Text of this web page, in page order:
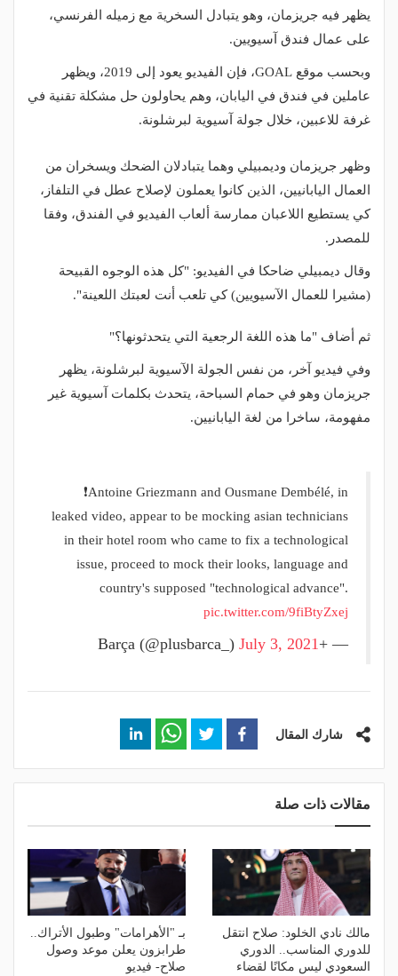
يظهر فيه جريزمان، وهو يتبادل السخرية مع زميله الفرنسي،
على عمال فندق آسيويين.
وبحسب موقع GOAL، فإن الفيديو يعود إلى 2019، ويظهر
عاملين في فندق في اليابان، وهم يحاولون حل مشكلة تقنية في
غرفة للاعبين، خلال جولة آسيوية لبرشلونة.
وظهر جريزمان وديمبيلي وهما يتبادلان الضحك ويسخران من
العمال اليابانيين، الذين كانوا يعملون لإصلاح عطل في التلفاز،
كي يستطيع اللاعبان ممارسة ألعاب الفيديو في الفندق، وفقا
للمصدر.
وقال ديمبيلي ضاحكا في الفيديو: "كل هذه الوجوه القبيحة
(مشيرا للعمال الآسيويين) كي تلعب أنت لعبتك اللعينة".
ثم أضاف "ما هذه اللغة الرجعية التي يتحدثونها؟"
وفي فيديو آخر، من نفس الجولة الآسيوية لبرشلونة، يظهر
جريزمان وهو في حمام السباحة، يتحدث بكلمات آسيوية غير
مفهومة، ساخرا من لغة اليابانيين.
❗️Antoine Griezmann and Ousmane Dembélé, in
leaked video, appear to be mocking asian technicians
in their hotel room who came to fix a technological
issue, proceed to mock their looks, language and
country's supposed "technological advance".
pic.twitter.com/9fiBtyZxej
— +Barça (@plusbarca_)
July 3, 2021
شارك المقال
مقالات ذات صلة
مالك نادي الخلود: صلاح انتقل
للدوري المناسب.. الدوري
السعودي ليس مكانًا لقضاء
بـ "الأهرامات" وطبول الأتراك..
طرابزون يعلن موعد وصول
صلاح- فيديو